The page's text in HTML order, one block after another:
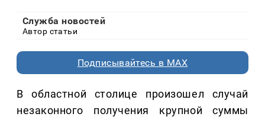
Служба новостей
Автор статьи
Подписывайтесь в MAX
В областной столице произошел случай
незаконного получения крупной суммы